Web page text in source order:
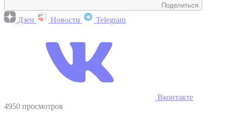
Поделиться
Дзен Новости Telegram
Вконтакте
4950 просмотров